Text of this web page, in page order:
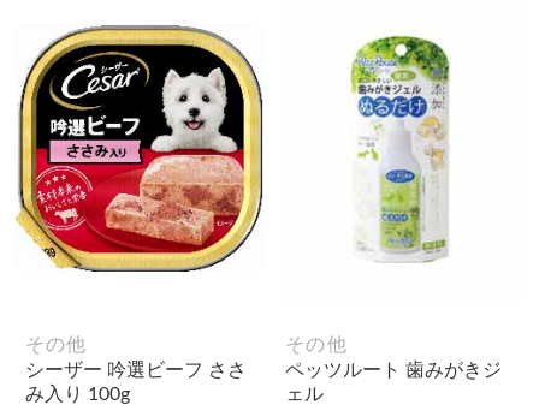
その他
シーザー 吟選ビーフ ささ
み入り 100g
その他
ペッツルート 歯みがきジ
ェル